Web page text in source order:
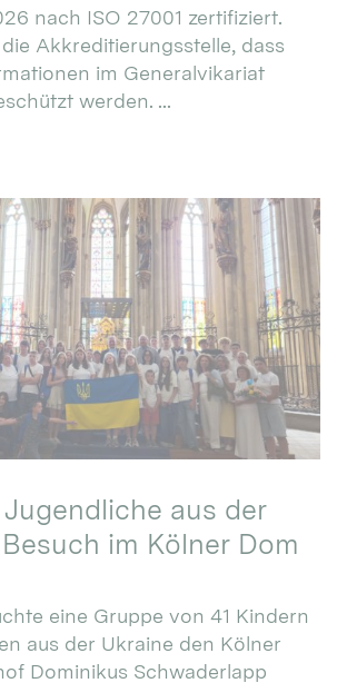
nach ISO 27001 zertifiziert.
Akkreditierungsstelle, dass
im Generalvikariat
werden. ...
aus der
im Kölner Dom
eine Gruppe von 41 Kindern
aus der Ukraine den Kölner
Dominikus Schwaderlapp